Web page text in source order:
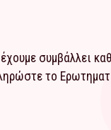
συμβάλλει
το